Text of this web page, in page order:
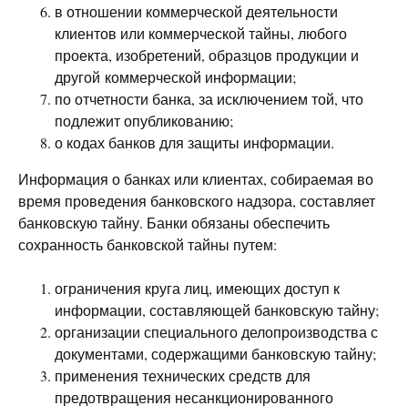
в отношении коммерческой деятельности
клиентов или коммерческой тайны, любого
проекта, изобретений, образцов продукции и
другой коммерческой информации;
по отчетности банка, за исключением той, что
подлежит опубликованию;
о кодах банков для защиты информации.
Информация о банках или клиентах, собираемая во
время проведения банковского надзора, составляет
банковскую тайну. Банки обязаны обеспечить
сохранность банковской тайны путем:
ограничения круга лиц, имеющих доступ к
информации, составляющей банковскую тайну;
организации специального делопроизводства с
документами, содержащими банковскую тайну;
применения технических средств для
предотвращения несанкционированного